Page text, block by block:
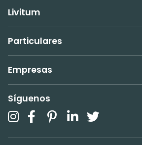
Livitum
Particulares
Empresas
Síguenos